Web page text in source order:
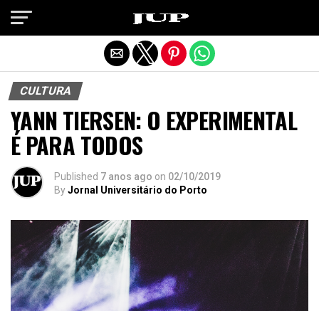
CULTURA
YANN TIERSEN: O EXPERIMENTAL
É PARA TODOS
Published 7 anos ago on 02/10/2019
ByJornal Universitário do Porto
Exit mobile version